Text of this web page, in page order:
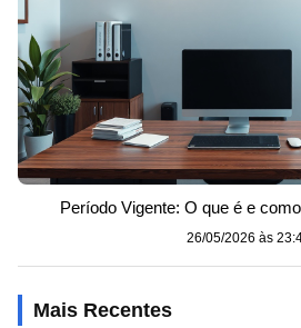
Período Vigente: O que é e
26/05/2026 às
Mais Recentes